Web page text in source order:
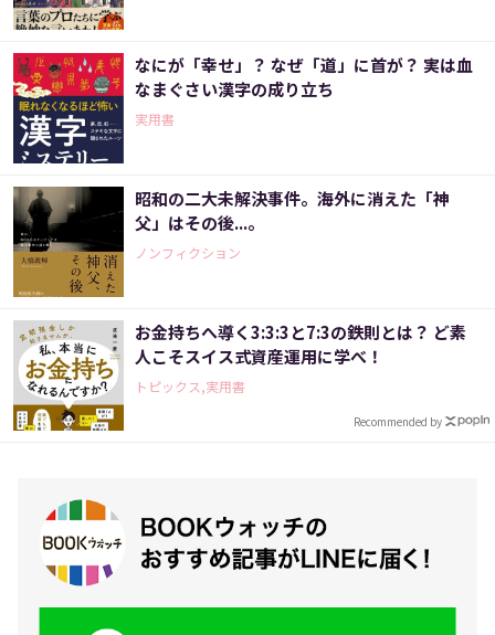
なにが「幸せ」？ なぜ「道」に首が？ 実は血
なまぐさい漢字の成り立ち
実用書
昭和の二大未解決事件。海外に消えた「神
父」はその後...。
ノンフィクション
お金持ちへ導く3:3:3と7:3の鉄則とは？ ど素
人こそスイス式資産運用に学べ！
トピックス,実用書
Recommended by